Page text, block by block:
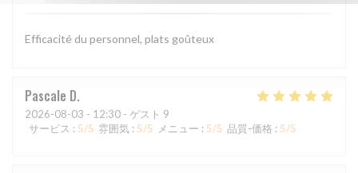
Efficacité du personnel, plats goûteux
Pascale D
2026-08-03 - 12:30 - ゲスト 9
サービス : 5/5 雰囲気 : 5/5 メニュー : 5/5 品質-価格 : 5/5